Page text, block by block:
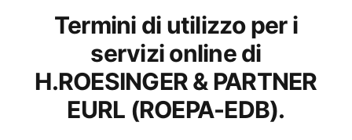
Termini di utilizzo per i
servizi online di
H.ROESINGER & PARTNER
EURL (ROEPA-EDB).